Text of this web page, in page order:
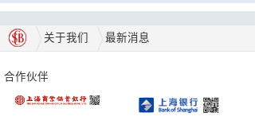
关于我们 最新消息
合作伙伴